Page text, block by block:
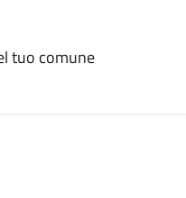
tuo comune